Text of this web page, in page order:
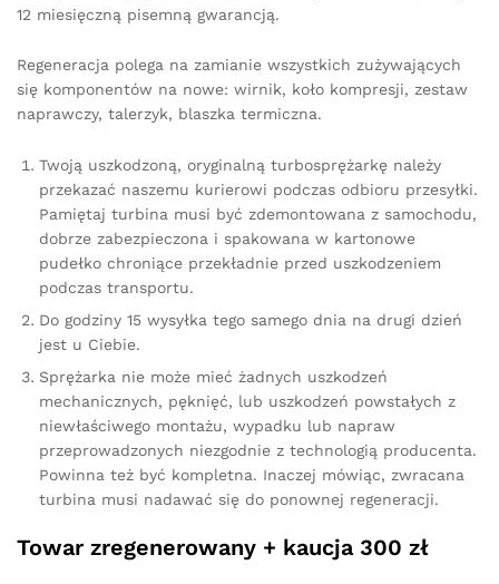
12 miesięczną pisemną gwarancją.
Regeneracja polega na zamianie wszystkich zużywających
się komponentów na nowe: wirnik, koło kompresji, zestaw
naprawczy, talerzyk, blaszka termiczna.
Twoją uszkodzoną, oryginalną turbosprężarkę należy
przekazać naszemu kurierowi podczas odbioru przesyłki.
Pamiętaj turbina musi być zdemontowana z samochodu,
dobrze zabezpieczona i spakowana w kartonowe
pudełko chroniące przekładnie przed uszkodzeniem
podczas transportu.
Do godziny 15 wysyłka tego samego dnia na drugi dzień
jest u Ciebie.
Sprężarka nie może mieć żadnych uszkodzeń
mechanicznych, pęknięć, lub uszkodzeń powstałych z
niewłaściwego montażu, wypadku lub napraw
przeprowadzonych niezgodnie z technologią producenta.
Powinna też być kompletna. Inaczej mówiąc, zwracana
turbina musi nadawać się do ponownej regeneracji.
Towar zregenerowany + kaucja 300 zł